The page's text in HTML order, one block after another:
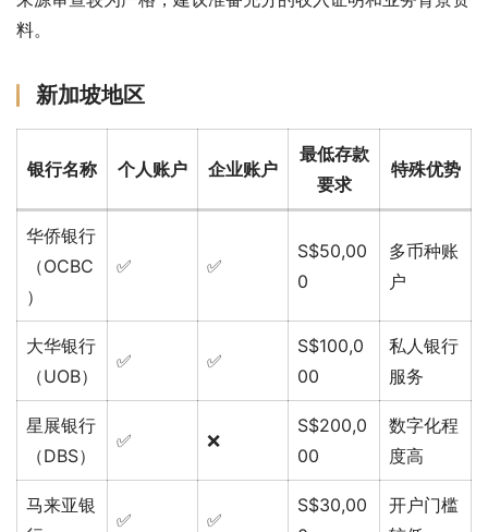
料。
新加坡地区
银行名称 个人账户 企业账户
最低存款
要求
特殊优势
华侨银行
（OCBC
）
✅ ✅
S$50,00
0
多币种账
户
大华银行
（UOB）
✅ ✅
S$100,0
00
私人银行
服务
星展银行
（DBS）
✅ ❌
S$200,0
00
数字化程
度高
马来亚银
✅ ✅
S$30,00
开户门槛